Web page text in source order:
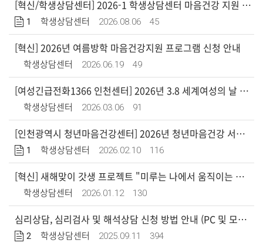
[혁신/학생상담센터] 2026-1 학생상담센터 마음건강 지원 프로그램 힐링수기 공모전 안내
1 학생상담센터 2026.08.06 45
[혁신] 2026년 여름방학 마음건강지원 프로그램 신청 안내
학생상담센터 2026.06.19 49
[여성긴급전화1366 인천센터] 2026년 3.8 세계여성의 날 이벤트 안내 (~3/9)
학생상담센터 2026.03.06 91
[인천광역시 청년마음건강센터] 2026년 청년마음건강 서포터즈 ‘청년새봄’ 2기 모집
1 학생상담센터 2026.02.10 116
[혁신] 새해맞이 갓생 프로젝트 "미루는 나에서 움직이는 나로!" 프로그램 신청 안내 (선착순 12명)
학생상담센터 2026.01.12 130
심리상담, 심리검사 및 해석상담 신청 방법 안내 (PC 및 모바일 화면)
2 학생상담센터 2025.09.11 394